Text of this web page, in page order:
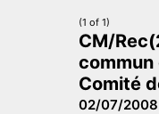
(1 of 1)
CM/
commun
Comité
02/07/2008